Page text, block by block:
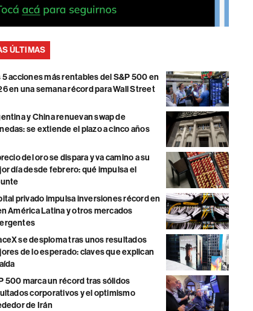
ÚLTIMAS
5 acciones más rentables del S&P 500 en
en una semana récord para Wall Street
y China renuevan swap de
se extiende el plazo a cinco años
del oro se dispara y va camino a su
día desde febrero: qué impulsa el
privado impulsa inversiones récord en
América Latina y otros mercados
se desploma tras unos resultados
de lo esperado: claves que explican
500 marca un récord tras sólidos
corporativos y el optimismo
de Irán